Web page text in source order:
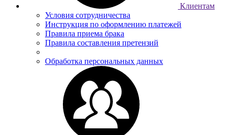
Клиентам
Условия сотрудничества
Инструкция по оформлению платежей
Правила приема брака
Правила составления претензий
Обработка персональных данных